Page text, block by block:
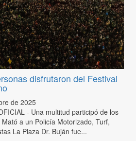
disfrutaron del Festival
de 2025
- Una multitud participó de los
a un Policía Motorizado, Turf,
La Plaza Dr. Buján fue...